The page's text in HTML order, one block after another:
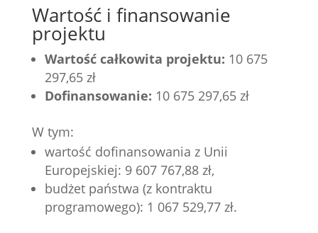
Wartość i finansowanie
projektu
Wartość całkowita projektu: 10 675
297,65 zł
Dofinansowanie: 10 675 297,65 zł
W tym:
wartość dofinansowania z Unii
Europejskiej: 9 607 767,88 zł,
budżet państwa (z kontraktu
programowego): 1 067 529,77 zł.